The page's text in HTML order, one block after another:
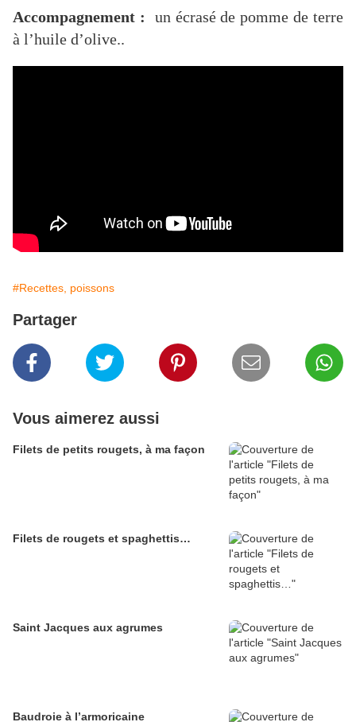
Accompagnement : un écrasé de pomme de terre
à l’huile d’olive..
#Recettes, poissons
Partager
Vous aimerez aussi
Filets de petits rougets, à ma façon
Filets de rougets et spaghettis…
Saint Jacques aux agrumes
Baudroie à l’armoricaine